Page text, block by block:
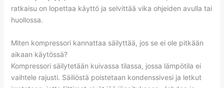
ratkaisu on lopettaa käyttö ja selvittää vika ohjeiden avulla tai
huollossa.
Miten kompressori kannattaa säilyttää, jos se ei ole pitkään
aikaan käytössä?
Kompressori säilytetään kuivassa tilassa, jossa lämpötila ei
vaihtele rajusti. Säiliöstä poistetaan kondenssivesi ja letkut